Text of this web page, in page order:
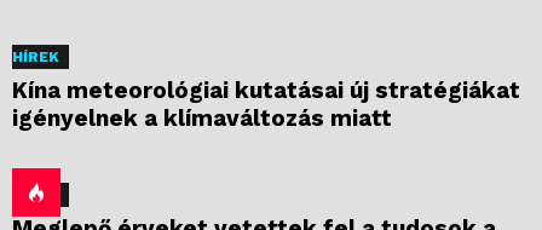
HÍREK
Kína meteorológiai kutatásai új stratégiákat
igényelnek a klímaváltozás miatt
HÍREK